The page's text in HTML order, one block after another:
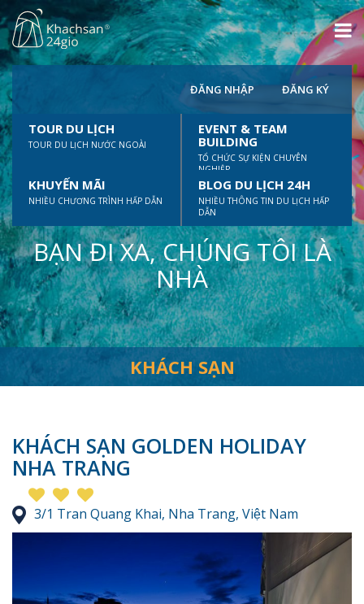
ĐĂNG NHẬP ĐĂNG KÝ
TOUR DU LỊCH
TOUR DU LỊCH NƯỚC NGOÀI
EVENT & TEAM
BUILDING
TỔ CHỨC SỰ KIỆN CHUYÊN
NGHIỆP
KHUYẾN MÃI
NHIỀU CHƯƠNG TRÌNH HẤP DẪN
BLOG DU LỊCH 24H
NHIỀU THÔNG TIN DU LỊCH HẤP
DẪN
BẠN ĐI XA, CHÚNG TÔI LÀ
NHÀ
KHÁCH SẠN
KHÁCH SẠN GOLDEN HOLIDAY
NHA TRANG
3/1 Tran Quang Khai, Nha Trang, Việt Nam